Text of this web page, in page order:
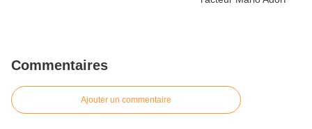
Commentaires
Ajouter un commentaire